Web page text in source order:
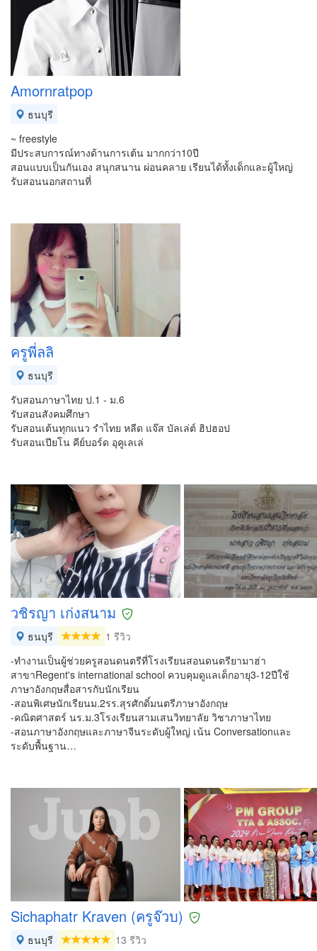
Amornratpop
ธนบุรี
~ freestyle
มีประสบการณ์ทางด้านการเต้น มากกว่า10ปี
สอนแบบเป็นกันเอง สนุกสนาน ผ่อนคลาย เรียนได้ทั้งเด็กและผู้ใหญ่
รับสอนนอกสถานที่
ครูพี่ลลิ
ธนบุรี
รับสอนภาษาไทย ป.1 - ม.6
รับสอนสังคมศึกษา
รับสอนเต้นทุกแนว รำไทย หลีด แจ๊ส บัลเล่ต์ ฮิปฮอป
รับสอนเปียโน คีย์บอร์ด อุคูเลเล่
วชิรญา เก่งสนาม
ธนบุรี
1 รีวิว
-ทำงานเป็นผู้ช่วยครูสอนดนตรีที่โรงเรียนสอนดนตรียามาฮ่า
สาขาRegent's international school ควบคุมดูแลเด็กอายุ3-12ปีใช้
ภาษาอังกฤษสื่อสารกับนักเรียน
-สอนพิเศษนักเรียนม.2รร.สุรศักดิ์มนตรีภาษาอังกฤษ
-คณิตศาสตร์ นร.ม.3โรงเรียนสามเสนวิทยาลัย วิชาภาษาไทย
-สอนภาษาอังกฤษและภาษาจีนระดับผู้ใหญ่ เน้น Conversationและ
ระดับพื้นฐาน…
Sichaphatr Kraven (ครูจ๊วบ)
ธนบุรี 13 รีวิว